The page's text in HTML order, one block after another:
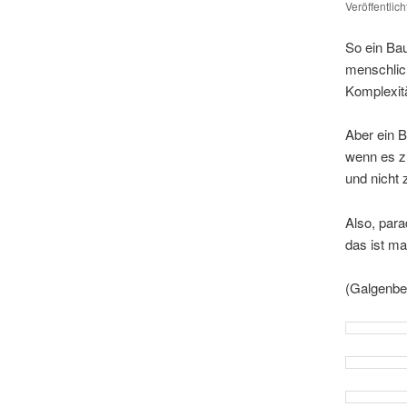
So ein
Aber ein
wenn es
und nicht
Also,
das ist